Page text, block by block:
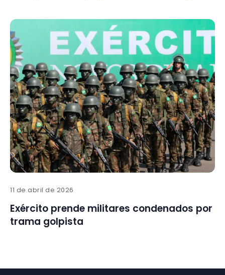
11 de abril de 2026
Exército prende militares condenados por
trama golpista